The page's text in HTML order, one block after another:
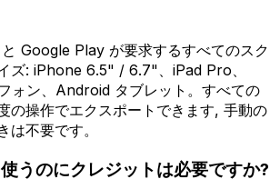
Google Play が要求するすべてのスク
ズ: iPhone 6.5" / 6.7"、iPad Pro、
ォン、Android タブレット。すべての
の操作でエクスポートできます, 手動の
は不要です。
うのにクレジットは必要ですか?